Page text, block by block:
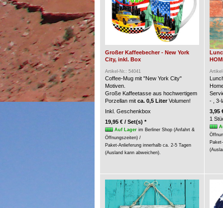
Großer Kaffeebecher - New York
City, inkl. Box
Artikel-Nr.: 54041
Coffee-Mug mit "New York City"
Motiven.
Große Kaffeetasse aus hochwertigem
Porzellan mit ca. 0,5 LiterVolumen!
Inkl. Geschenkbox
19,95 € / Set(s) *
Auf Lagerim Berliner Shop (Anfahrt &
Öffnungszeiten) /
Paket-Anlieferung innerhalb ca. 2-5 Tagen
(Ausland kann abweichen).
- , 3-
3,95
1